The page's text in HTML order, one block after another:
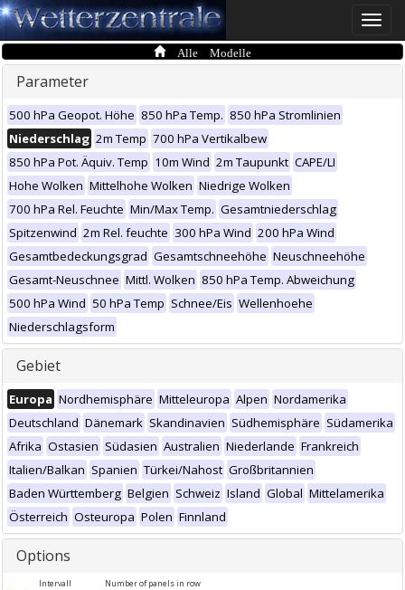
Toggle
Alle Modelle
Parameter
500 hPa Geopot. Höhe 850 hPa Temp. 850 hPa Stromlinien
Niederschlag 2m Temp 700 hPa Vertikalbew
850 hPa Pot. Äquiv. Temp 10m Wind 2m Taupunkt CAPE/LI
Hohe Wolken Mittelhohe Wolken Niedrige Wolken
700 hPa Rel. Feuchte Min/Max Temp. Gesamtniederschlag
Spitzenwind 2m Rel. feuchte 300 hPa Wind 200 hPa Wind
Gesamtbedeckungsgrad Gesamtschneehöhe Neuschneehöhe
Gesamt-Neuschnee Mittl. Wolken 850 hPa Temp. Abweichung
500 hPa Wind 50 hPa Temp Schnee/Eis Wellenhoehe
Niederschlagsform
Gebiet
Europa Nordhemisphäre Mitteleuropa Alpen Nordamerika
Deutschland Dänemark Skandinavien Südhemisphäre Südamerika
Afrika Ostasien Südasien Australien Niederlande Frankreich
Italien/Balkan Spanien Türkei/Nahost Großbritannien
Baden Württemberg Belgien Schweiz Island Global Mittelamerika
Österreich Osteuropa Polen Finnland
Options
Intervall Number of panels in row